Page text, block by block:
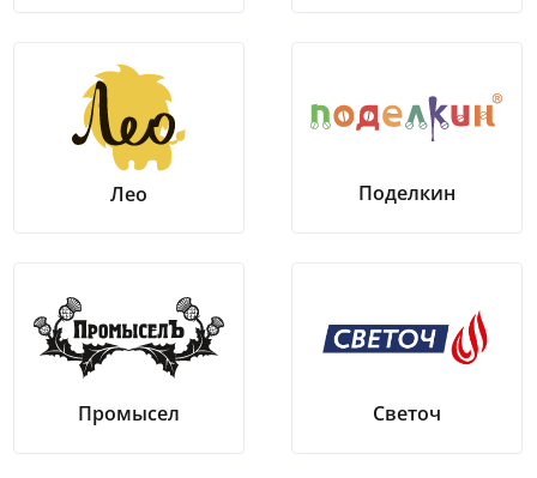
Лео Поделкин
Промысел Светоч